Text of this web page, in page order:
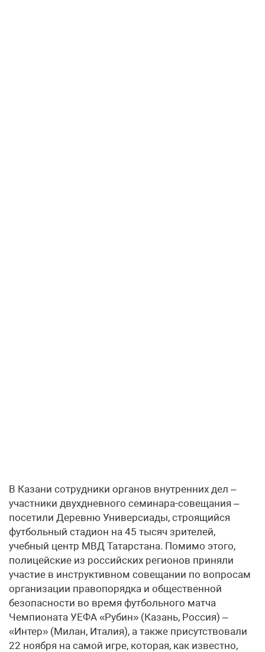
В Казани сотрудники органов внутренних дел –
участники двухдневного семинара-совещания –
посетили Деревню Универсиады, строящийся
футбольный стадион на 45 тысяч зрителей,
учебный центр МВД Татарстана. Помимо этого,
полицейские из российских регионов приняли
участие в инструктивном совещании по вопросам
организации правопорядка и общественной
безопасности во время футбольного матча
Чемпионата УЕФА «Рубин» (Казань, Россия) –
«Интер» (Милан, Италия), а также присутствовали
22 ноября на самой игре, которая, как известно,